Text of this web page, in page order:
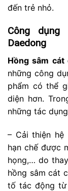
đến trẻ nhỏ.
Công
Daedong
Hồng sâm cát
những công
phẩm có thể
diện hơn.
những tác
– Cải thiện
hạn chế được
họng,… do
hồng sâm cát
tố tác động từ